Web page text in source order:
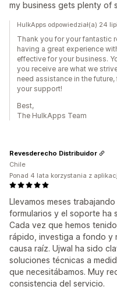
my business gets plenty of
HulkApps odpowiedział(a) 24
Thank you for your fantastic
having a great experience
effective for your business.
you receive are what we
need assistance in the
your support!
Best,
The HulkApps Team
Llevamos meses
formularios y el soporte ha
Cada vez que hemos
rápido, investiga a fondo y
causa raíz. Ujwal ha sido
soluciones técnicas a
que necesitábamos. Muy
consistencia del servicio.
Revesderecho Distribuidor
Chile
Ponad 4 lata korzystania z